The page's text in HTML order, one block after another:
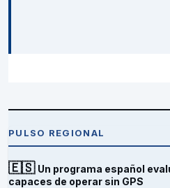
PULSO REGIONAL
🇪🇸 Un programa español
capaces de operar sin GPS